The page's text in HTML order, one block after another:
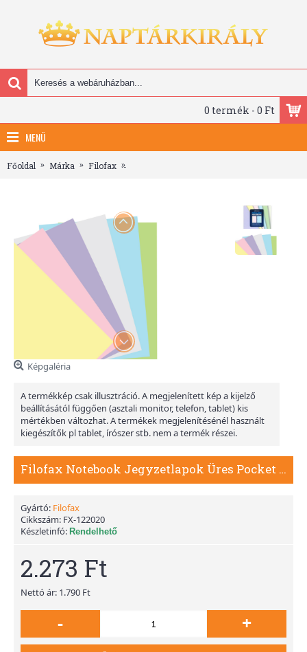
0 termék - 0 Ft
MENÜ
Főoldal Márka Filofax
Képgaléria
A termékkép csak illusztráció. A megjelenített kép a kijelző
beállításától függően (asztali monitor, telefon, tablet) kis
mértékben változhat. A termékek megjelenítésénél használt
kiegészítők pl tablet, írószer stb. nem a termék részei.
Filofax Notebook Jegyzetlapok Üres Pocket Pasztel vegyes
Gyártó: Filofax
Cikkszám: FX-122020
Készletinfó: Rendelhető
2.273 Ft
Nettó ár: 1.790 Ft
- +